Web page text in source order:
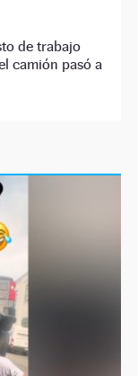
de trabajo
camión pasó a